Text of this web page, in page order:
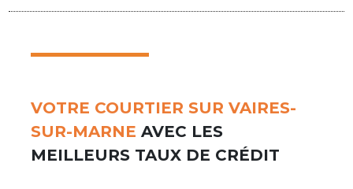
VOTRE COURTIER SUR VAIRES-
SUR-MARNE AVEC LES
MEILLEURS TAUX DE CRÉDIT